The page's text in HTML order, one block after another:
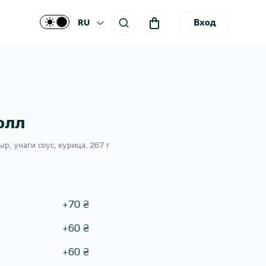
RU Вход
унаги соус, курица, 267 г
+ 70 ₴
+60 ₴
+60 ₴